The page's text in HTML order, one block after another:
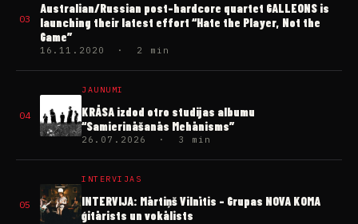
03
Australian/Russian post-hardcore quartet GALLEONS is
launching their latest effort “Hate the Player, Not the
Game”
16.11.2020 · 2 min
04
JAUNUMI
KRĀSA izdod otro studijas albumu
“Samierināšanās Mehānisms”
26.07.2026 · 3 min
05
INTERVIJAS
INTERVIJA: Mārtiņš Vilnītis – Grupas NOVA KOMA
ģitārists un vokālists